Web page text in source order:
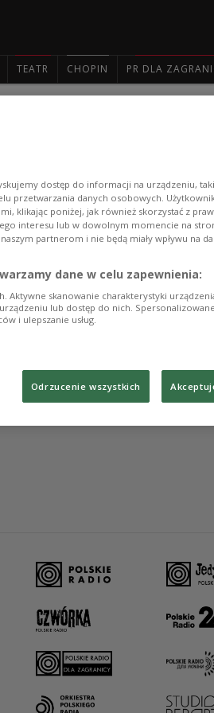
TEATR CHOPIN PR DLA
inteligencja -
i emocjonalna sztuczna
Tego rodzaju rozwiązania
Czwórka Mateusz Kulik sztuczna
dostęp do informacji na urządzeniu,
przetwarzania danych osobowych.
klikając poniżej, jak również skorzystać z
interesu lub w dowolnym momencie na
partnerom i nie będą miały wpływu na
dane w celu zapewnienia:
Aktywne skanowanie charakterystyki
lub dostęp do nich.
i ulepszanie usług.
Odrzucenie wszystkich